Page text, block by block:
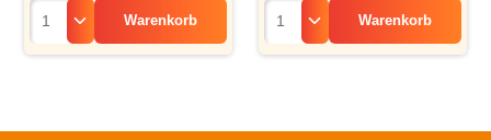
Warenkorb Warenkorb